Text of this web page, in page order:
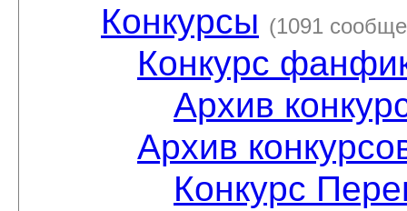
Конкурсы (1091
Конкурс
Архив
Архив
Конкурс